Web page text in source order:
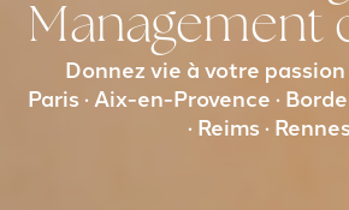
Management
Donnez vie à votre
Paris · Aix-en-Provence ·
· Reims · Rennes